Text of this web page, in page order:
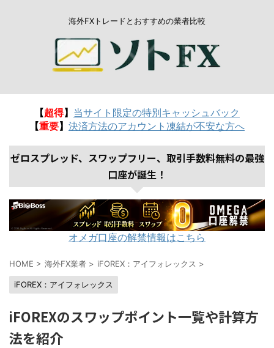
海外FXトレードとおすすめの業者比較
【超得】 当サイト限定の特別キャッシュバック
【重要】 決済方法のアカウント凍結が不安な方へ
ゼロスプレッド、スワップフリー、取引手数料無料の最強
口座が誕生！
オメガ口座の解禁情報はこちら
HOME > 海外FX業者 > iFOREX：アイフォレックス >
iFOREX：アイフォレックス
iFOREXのスワップポイント一覧や計算方
法を紹介